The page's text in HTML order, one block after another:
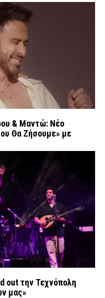
& Μαντώ: Νέο
Θα Ζήσουμε» με
out την Τεχνόπολη
μας»